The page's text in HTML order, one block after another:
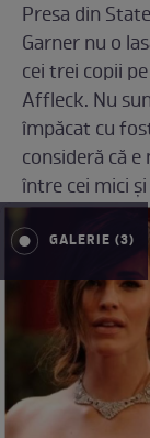
Presa din
Garner nu o
cei trei copii
Affleck. Nu
împăcat cu
consideră că
între cei mici
GALERIE (3)